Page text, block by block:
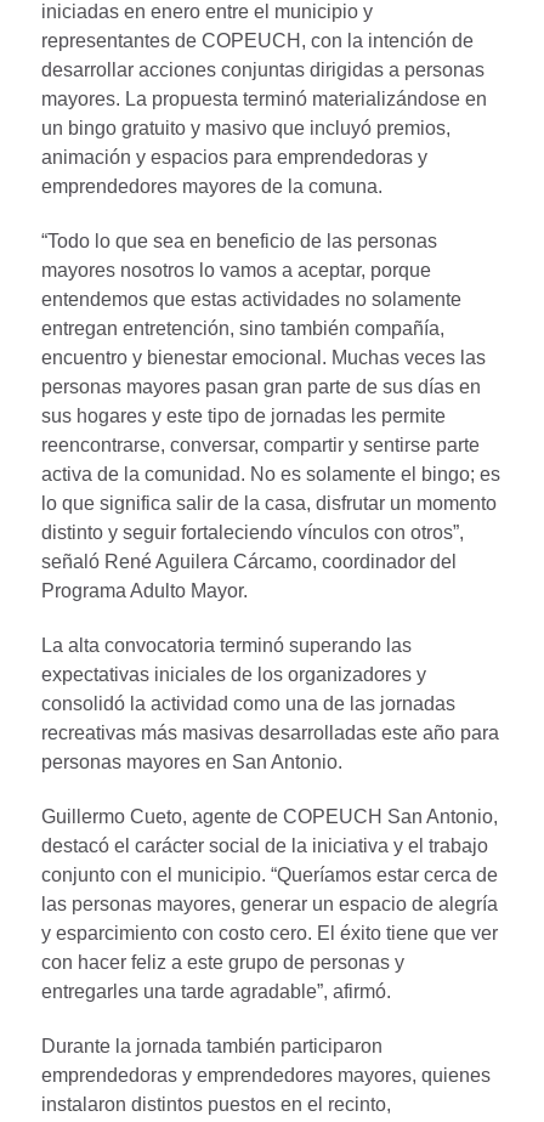
iniciadas en enero entre el municipio y
representantes de COPEUCH, con la intención de
desarrollar acciones conjuntas dirigidas a personas
mayores. La propuesta terminó materializándose en
un bingo gratuito y masivo que incluyó premios,
animación y espacios para emprendedoras y
emprendedores mayores de la comuna.
“Todo lo que sea en beneficio de las personas
mayores nosotros lo vamos a aceptar, porque
entendemos que estas actividades no solamente
entregan entretención, sino también compañía,
encuentro y bienestar emocional. Muchas veces las
personas mayores pasan gran parte de sus días en
sus hogares y este tipo de jornadas les permite
reencontrarse, conversar, compartir y sentirse parte
activa de la comunidad. No es solamente el bingo; es
lo que significa salir de la casa, disfrutar un momento
distinto y seguir fortaleciendo vínculos con otros”,
señaló René Aguilera Cárcamo, coordinador del
Programa Adulto Mayor.
La alta convocatoria terminó superando las
expectativas iniciales de los organizadores y
consolidó la actividad como una de las jornadas
recreativas más masivas desarrolladas este año para
personas mayores en San Antonio.
Guillermo Cueto, agente de COPEUCH San Antonio,
destacó el carácter social de la iniciativa y el trabajo
conjunto con el municipio. “Queríamos estar cerca de
las personas mayores, generar un espacio de alegría
y esparcimiento con costo cero. El éxito tiene que ver
con hacer feliz a este grupo de personas y
entregarles una tarde agradable”, afirmó.
Durante la jornada también participaron
emprendedoras y emprendedores mayores, quienes
instalaron distintos puestos en el recinto,